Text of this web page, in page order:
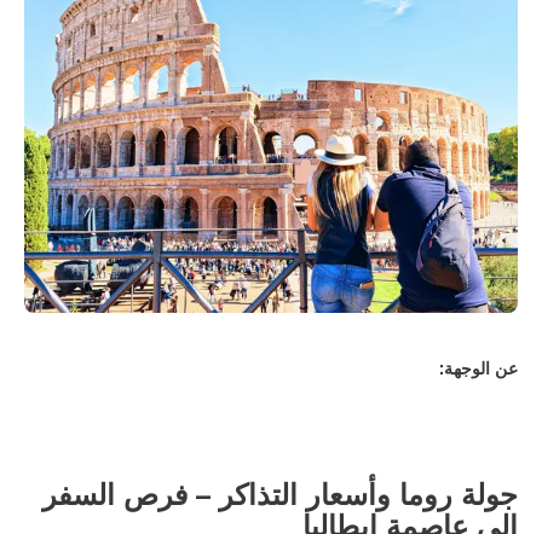
عن الوجهة:
جولة روما وأسعار التذاكر – فرص السفر